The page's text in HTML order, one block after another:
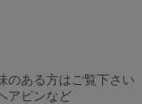
ある方はご覧下さい
アピンなど